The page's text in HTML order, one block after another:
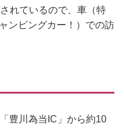
れているので、車（特
ンピングカー！）での訪
豊川為当IC」から約10